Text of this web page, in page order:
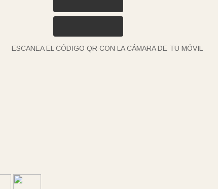
ESCANEA EL CÓDIGO QR CON LA CÁMARA DE TU MÓVIL